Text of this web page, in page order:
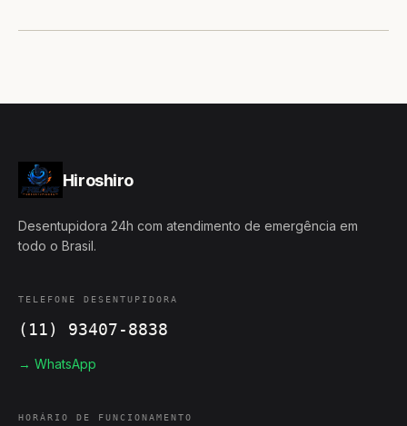
Hiroshiro
Desentupidora 24h com atendimento de emergência em
todo o Brasil.
TELEFONE DESENTUPIDORA
(11) 93407-8838
→ WhatsApp
HORÁRIO DE FUNCIONAMENTO